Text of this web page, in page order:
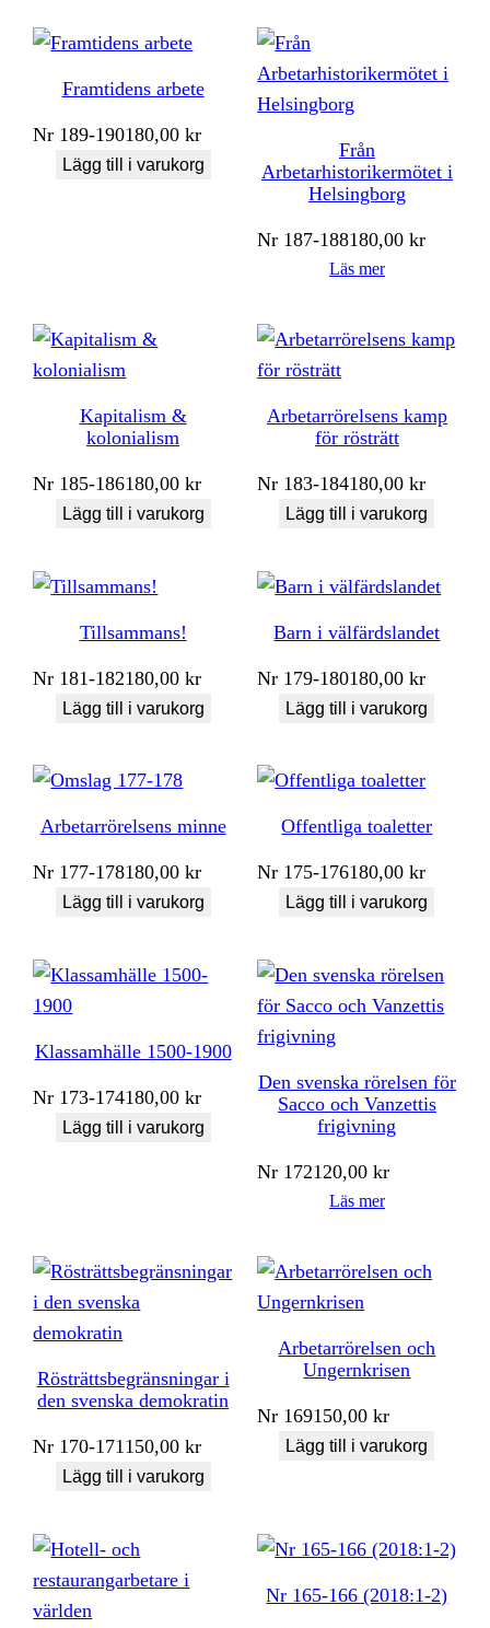
Framtidens arbete
Nr 189-190180,00kr
Lägg till i varukorg
Från
Arbetarhistorikermötet i
Helsingborg
Nr 187-188180,00kr
Läs mer
Kapitalism &
kolonialism
Nr 185-186180,00kr
Lägg till i varukorg
Arbetarrörelsens kamp
för rösträtt
Nr 183-184180,00kr
Lägg till i varukorg
Tillsammans!
Nr 181-182180,00kr
Lägg till i varukorg
Barn i välfärdslandet
Nr 179-180180,00kr
Lägg till i varukorg
Arbetarrörelsens minne
Nr 177-178180,00kr
Lägg till i varukorg
Offentliga toaletter
Nr 175-176180,00kr
Lägg till i varukorg
Klassamhälle 1500-1900
Nr 173-174180,00kr
Lägg till i varukorg
Den svenska rörelsen för
Sacco och Vanzettis
frigivning
Nr 172120,00kr
Läs mer
Rösträttsbegränsningar i
den svenska demokratin
Nr 170-171150,00kr
Lägg till i varukorg
Arbetarrörelsen och
Ungernkrisen
Nr 169150,00kr
Lägg till i varukorg
Nr 165-166 (2018:1-2)